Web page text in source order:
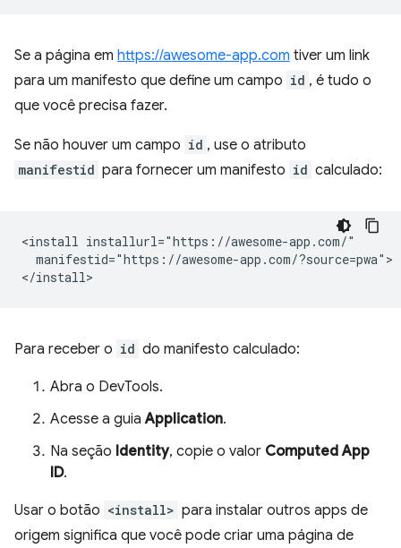
Se a página em https://awesome-app.com tiver um link
para um manifesto que define um campo id , é tudo o
que você precisa fazer.
Se não houver um campo id , use o atributo
manifestid para fornecer um manifesto id calculado:
<install installurl="https://awesome-app.com/"
  manifestid="https://awesome-app.com/?source=pwa">
Para receber o id do manifesto calculado:
Abra o DevTools.
Acesse a guiaApplication.
Na seção Identity, copie o valor Computed App
ID.
Usar o botão <install> para instalar outros apps de
origem significa que você pode criar uma página de